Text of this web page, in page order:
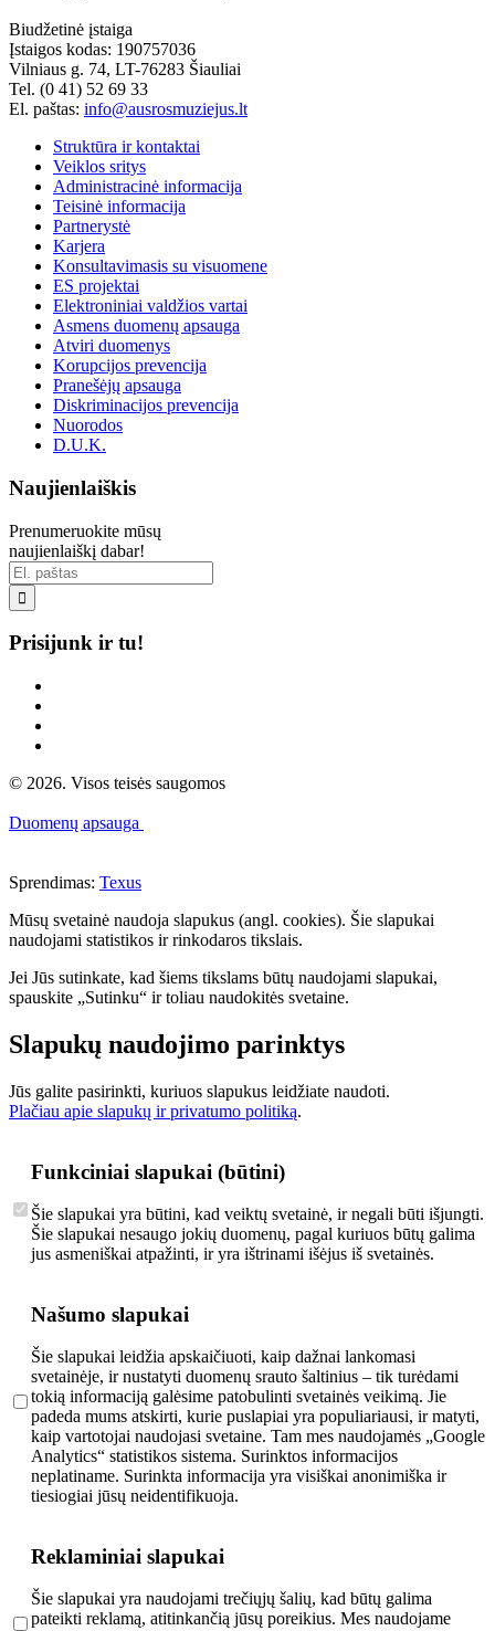
Biudžetinė įstaiga
Įstaigos kodas: 190757036
Vilniaus g. 74, LT-76283 Šiauliai
Tel. (0 41) 52 69 33
El. paštas: info@ausrosmuziejus.lt
Struktūra ir kontaktai
Veiklos sritys
Administracinė informacija
Teisinė informacija
Partnerystė
Karjera
Konsultavimasis su visuomene
ES projektai
Elektroniniai valdžios vartai
Asmens duomenų apsauga
Atviri duomenys
Korupcijos prevencija
Pranešėjų apsauga
Diskriminacijos prevencija
Nuorodos
D.U.K.
Naujienlaiškis
Prenumeruokite mūsų
naujienlaiškį dabar!

Prisijunk ir tu!
© 2026. Visos teisės saugomos
Duomenų apsauga
Sprendimas: Texus
Mūsų svetainė naudoja slapukus (angl. cookies). Šie slapukai
naudojami statistikos ir rinkodaros tikslais.
Jei Jūs sutinkate, kad šiems tikslams būtų naudojami slapukai,
spauskite „Sutinku“ ir toliau naudokitės svetaine.
Slapukų naudojimo parinktys
Jūs galite pasirinkti, kuriuos slapukus leidžiate naudoti.
Plačiau apie slapukų ir privatumo politiką.
Funkciniai slapukai (būtini)
Šie slapukai yra būtini, kad veiktų svetainė, ir negali būti išjungti.
Šie slapukai nesaugo jokių duomenų, pagal kuriuos būtų galima
jus asmeniškai atpažinti, ir yra ištrinami išėjus iš svetainės.
Našumo slapukai
Šie slapukai leidžia apskaičiuoti, kaip dažnai lankomasi
svetainėje, ir nustatyti duomenų srauto šaltinius – tik turėdami
tokią informaciją galėsime patobulinti svetainės veikimą. Jie
padeda mums atskirti, kurie puslapiai yra populiariausi, ir matyti,
kaip vartotojai naudojasi svetaine. Tam mes naudojamės „Google
Analytics“ statistikos sistema. Surinktos informacijos
neplatiname. Surinkta informacija yra visiškai anonimiška ir
tiesiogiai jūsų neidentifikuoja.
Reklaminiai slapukai
Šie slapukai yra naudojami trečiųjų šalių, kad būtų galima
pateikti reklamą, atitinkančią jūsų poreikius. Mes naudojame